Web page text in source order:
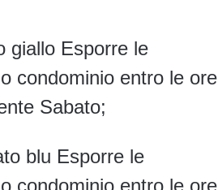
giallo Esporre le
condominio entro le ore
Sabato;
blu Esporre le